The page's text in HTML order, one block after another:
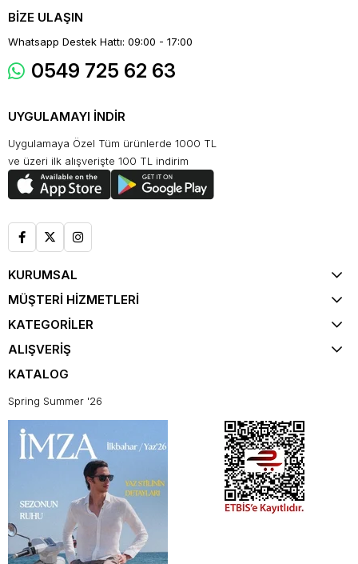
BİZE ULAŞIN
Whatsapp Destek Hattı: 09:00 - 17:00
0549 725 62 63
UYGULAMAYI İNDİR
Uygulamaya Özel Tüm ürünlerde 1000 TL
ve üzeri ilk alışverişte 100 TL indirim
KURUMSAL
MÜŞTERİ HİZMETLERİ
KATEGORİLER
ALIŞVERİŞ
KATALOG
Spring Summer '26